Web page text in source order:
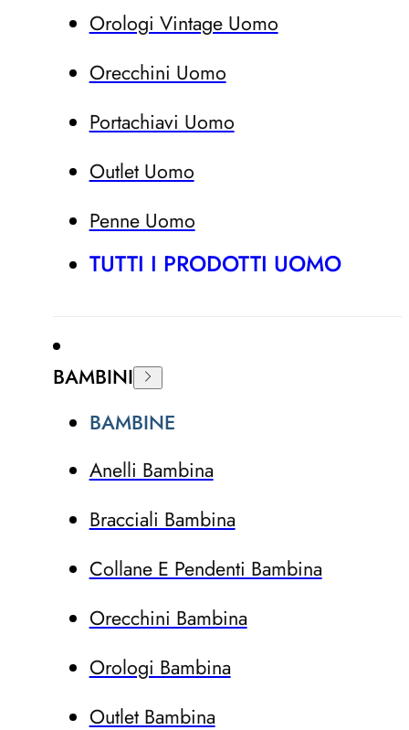
Orologi Vintage Uomo
Orecchini Uomo
Portachiavi Uomo
Outlet Uomo
Penne Uomo
TUTTI I PRODOTTI UOMO
BAMBINI
BAMBINE
Anelli Bambina
Bracciali Bambina
Collane E Pendenti Bambina
Orecchini Bambina
Orologi Bambina
Outlet Bambina